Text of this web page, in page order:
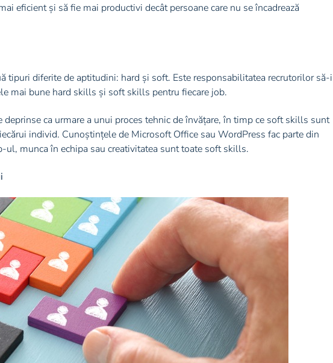
eficient și să fie mai productivi decât persoane care nu se încadrează
tipuri diferite de aptitudini: hard și soft. Este responsabilitatea recrutorilor să-i
mai bune hard skills și soft skills pentru fiecare job.
ca urmare a unui proces tehnic de învățare, în timp ce soft skills sunt
individ. Cunoștințele de Microsoft Office sau WordPress fac parte din
ul, munca în echipa sau creativitatea sunt toate soft skills.